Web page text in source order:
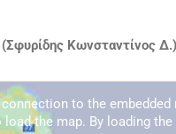
Κωνσταντίνος
to the embedded
the map. By loading